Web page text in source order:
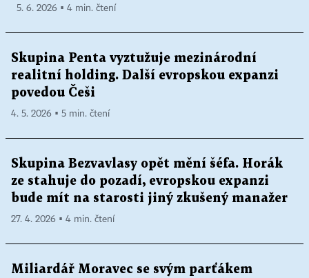
5. 6. 2026 ▪ 4 min. čtení
Skupina Penta vyztužuje mezinárodní
realitní holding. Další evropskou expanzi
povedou Češi
4. 5. 2026 ▪ 5 min. čtení
Skupina Bezvavlasy opět mění šéfa. Horák
ze stahuje do pozadí, evropskou expanzi
bude mít na starosti jiný zkušený manažer
27. 4. 2026 ▪ 4 min. čtení
Miliardář Moravec se svým parťákem